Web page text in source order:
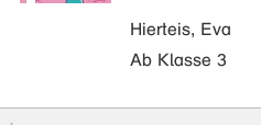
Hierteis, Eva
Ab Klasse 3